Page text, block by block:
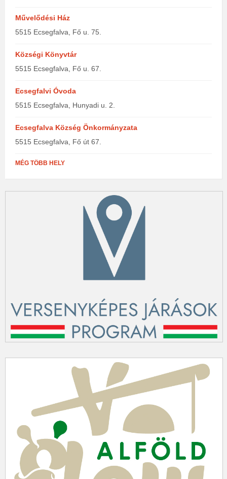
Művelődési Ház
5515 Ecsegfalva, Fő u. 75.
Községi Könyvtár
5515 Ecsegfalva, Fő u. 67.
Ecsegfalvi Óvoda
5515 Ecsegfalva, Hunyadi u. 2.
Ecsegfalva Község Önkormányzata
5515 Ecsegfalva, Fő út 67.
MÉG TÖBB HELY